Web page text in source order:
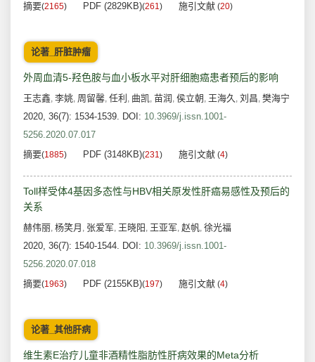
摘要(2165) PDF (2829KB)(261) 施引文献 (20)
论著_肝脏肿瘤
外周血清5-羟色胺与血小板水平对肝细胞癌患者预后的影响
王志鑫, 李姚, 周留馨, 任利 , 曲凯, 苗润 , 侯立朝 , 王海久 , 刘昌, 樊海宁
2020, 36(7): 1534-1539. DOI: 10.3969/j.issn.1001-
5256.2020.07.017
摘要(1885) PDF (3148KB)(231) 施引文献 (4)
Toll样受体4基因多态性与HBV相关原发性肝癌易感性及预后的
关系
赫伟丽, 杨笑月 , 张爱军, 王晓阳 , 王亚军, 赵帆, 徐光福
2020, 36(7): 1540-1544. DOI: 10.3969/j.issn.1001-
5256.2020.07.018
摘要(1963) PDF (2155KB)(197) 施引文献 (4)
论著_其他肝病
维生素E治疗儿童非酒精性脂肪性肝病效果的Meta分析